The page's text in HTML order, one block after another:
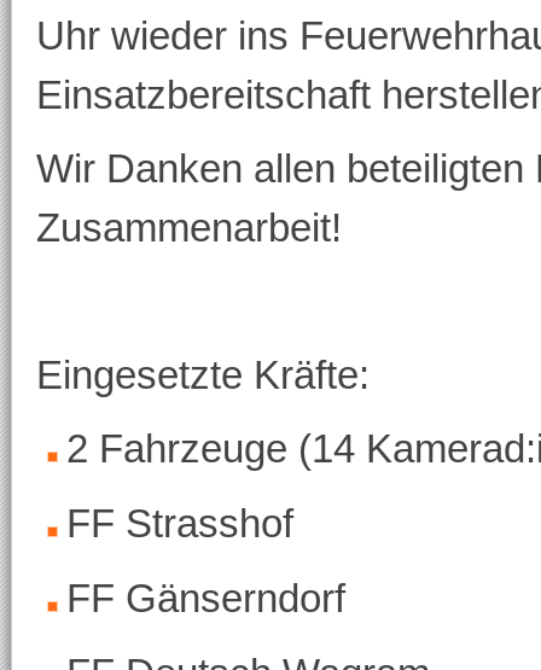
Uhr wieder ins
Einsatzbereitschaft
Wir Danken allen beteiligten
Zusammenarbeit!
Eingesetzte Kräfte:
2 Fahrzeuge (14
FF Strasshof
FF Gänserndorf